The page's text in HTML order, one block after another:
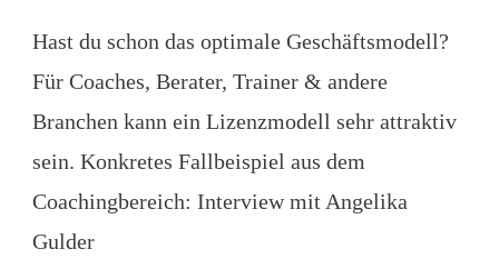
Hast du schon das optimale Geschäftsmodell?
Für Coaches, Berater, Trainer & andere
Branchen kann ein Lizenzmodell sehr attraktiv
sein. Konkretes Fallbeispiel aus dem
Coachingbereich: Interview mit Angelika
Gulder